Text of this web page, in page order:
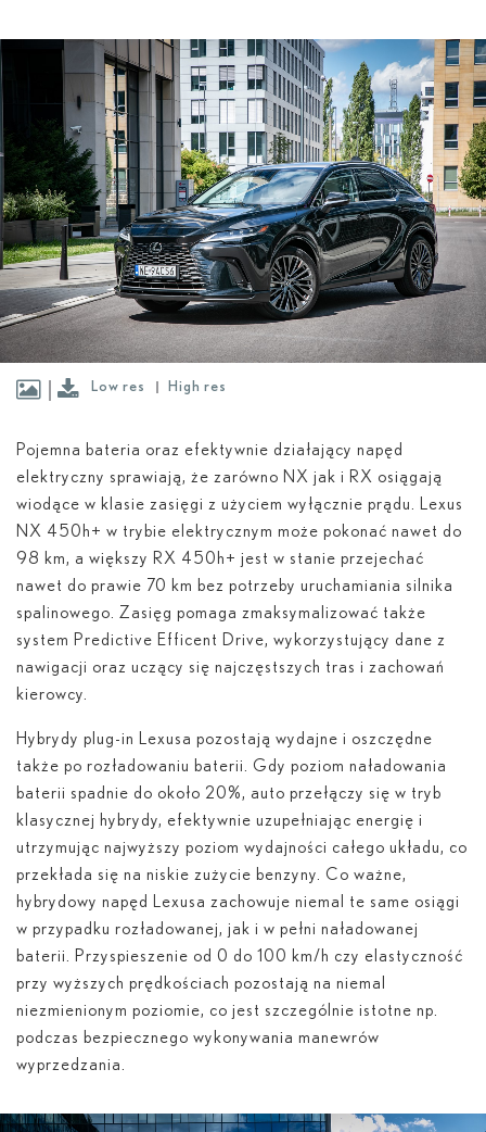
Low res High res
Pojemna bateria oraz efektywnie działający napęd
elektryczny sprawiają, że zarówno NX jak i RX osiągają
wiodące w klasie zasięgi z użyciem wyłącznie prądu. Lexus
NX 450 h+ w trybie elektrycznym może pokonać nawet do
98 km, a większy RX 450 h+ jest w stanie przejechać
nawet do prawie 70 km bez potrzeby uruchamiania silnika
spalinowego. Zasięg pomaga zmaksymalizować także
system Predictive Efficent Drive, wykorzystujący dane z
nawigacji oraz uczący się najczęstszych tras i zachowań
kierowcy.
Hybrydy plug-in Lexusa pozostają wydajne i oszczędne
także po rozładowaniu baterii. Gdy poziom naładowania
baterii spadnie do około 20%, auto przełączy się w tryb
klasycznej hybrydy, efektywnie uzupełniając energię i
utrzymując najwyższy poziom wydajności całego układu, co
przekłada się na niskie zużycie benzyny. Co ważne,
hybrydowy napęd Lexusa zachowuje niemal te same osiągi
w przypadku rozładowanej, jak i w pełni naładowanej
baterii. Przyspieszenie od 0 do 100 km/h czy elastyczność
przy wyższych prędkościach pozostają na niemal
niezmienionym poziomie, co jest szczególnie istotne np.
podczas bezpiecznego wykonywania manewrów
wyprzedzania.